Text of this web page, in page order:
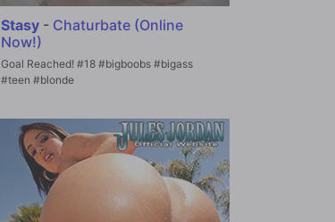
Stasy - Chaturbate (Online
Now!)
Goal Reached! #18 #bigboobs #bigass
#teen #blonde